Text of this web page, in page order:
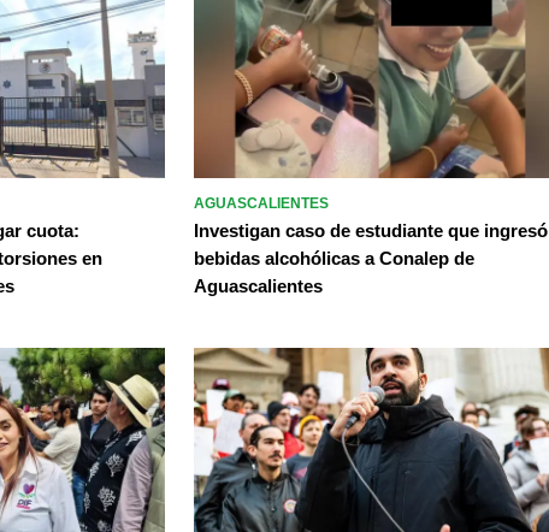
cuota:
en
AGUASCALIENTES
Investigan caso de estudiante que ingresó
bebidas alcohólicas a Conalep de
Aguascalientes